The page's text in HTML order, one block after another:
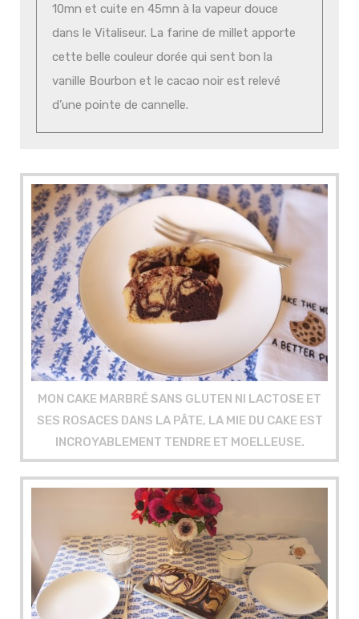
10mn et cuite en 45mn à la vapeur douce
dans le Vitaliseur. La farine de millet apporte
cette belle couleur dorée qui sent bon la
vanille Bourbon et le cacao noir est relevé
d’une pointe de cannelle.
MON CAKE MARBRÉ SANS GLUTEN NI LACTOSE ET
SES ROSACES DANS LA PÂTE, LA MIE DU CAKE EST
INCROYABLEMENT TENDRE ET MOELLEUSE.